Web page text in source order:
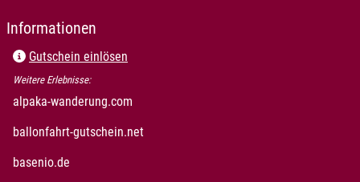
Informationen
Gutschein einlösen
Weitere Erlebnisse:
alpaka-wanderung.com
ballonfahrt-gutschein.netöffnet in neuem Fenster
basenio.de